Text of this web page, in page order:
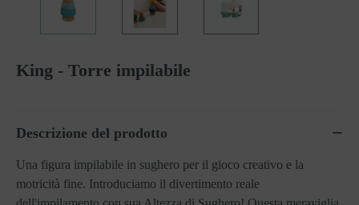
King - Torre impilabile
Descrizione del prodotto
Una figura impilabile in sughero per il gioco creativo e la
motricità fine. Introduciamo il divertimento reale